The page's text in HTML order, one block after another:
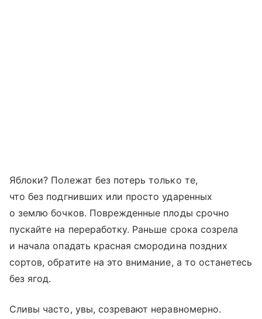
Яблоки? Полежат без потерь только те,
что без подгнивших или просто ударенных
о землю бочков. Поврежденные плоды срочно
пускайте на переработку. Раньше срока созрела
и начала опадать красная смородина поздних
сортов, обратите на это внимание, а то останетесь
без ягод.
Сливы часто, увы, созревают неравномерно.